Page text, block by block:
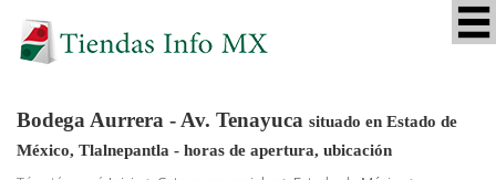
Bodega Aurrera - Av. Tenayuca situado en Estado de
México, Tlalnepantla - horas de apertura, ubicación